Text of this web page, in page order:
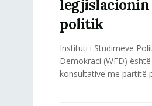
politik
Instituti i Studimeve
Demokraci (WFD)
konsultative me partitë